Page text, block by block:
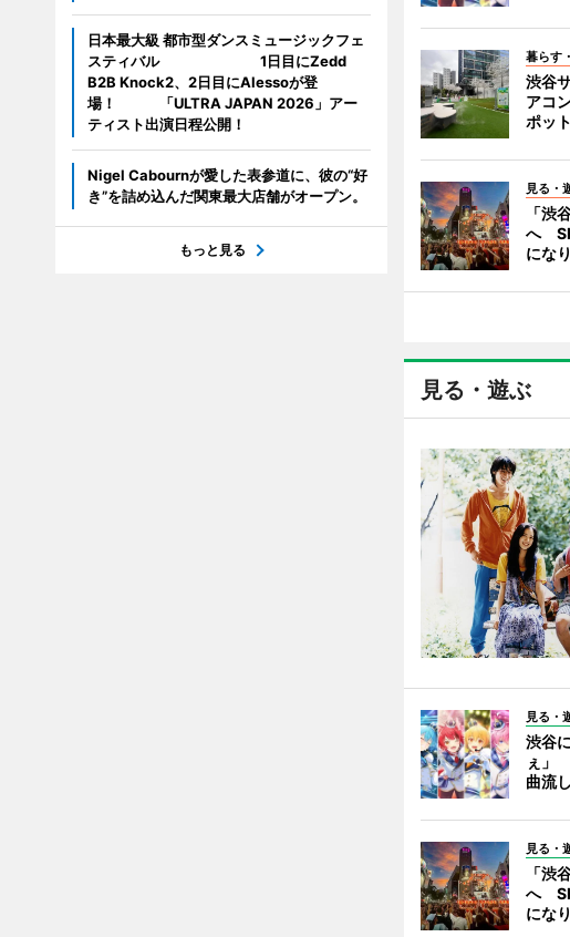
暮らす
渋谷
アコ
ポット
見る・
「渋
へ
にな
見る・遊ぶ
見る・
渋谷
ぇ」
曲流
見る・
「渋
へ
にな
日本最大級 都市型ダンスミュージックフェ
スティバル 1日目にZedd
B2B Knock2、2日目にAlessoが登
場！ 「ULTRA JAPAN 2026」アー
ティスト出演日程公開！
Nigel Cabournが愛した表参道に、彼の“好
き”を詰め込んだ関東最大店舗がオープン。
もっと見る